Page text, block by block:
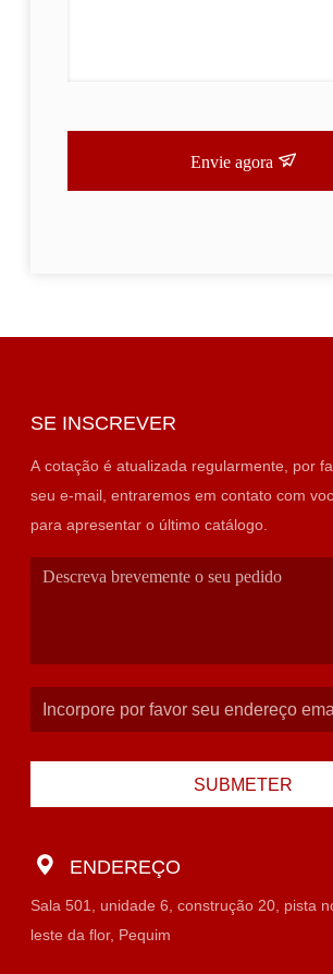
Envie agora
SE INSCREVER
A cotação é atualizada regularmente, por
seu e-mail, entraremos em contato com
para apresentar o último catálogo.
SUBMETER
ENDEREÇO
Sala 501, unidade 6, construção 20, pista
leste da flor, Pequim